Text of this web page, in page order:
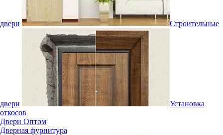
двери Строительные
двери
Установка
откосов
Двери Оптом
Дверная фурнитура